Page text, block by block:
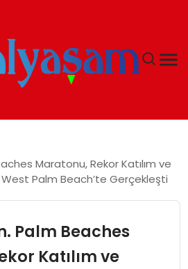
Maratonu, Rekor Katılım ve
West Palm Beach’te Gerçekleşti
Palm Beaches
Katılım ve